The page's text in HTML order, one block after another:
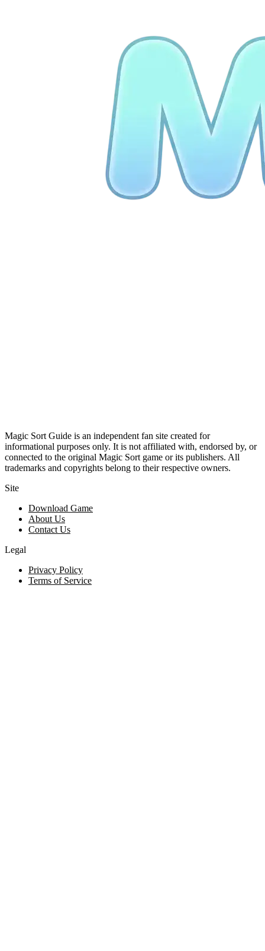
Magic Sort Guide is an independent fan site created for
informational purposes only. It is not affiliated with, endorsed by, or
connected to the original Magic Sort game or its publishers. All
trademarks and copyrights belong to their respective owners.
Site
Download Game
About Us
Contact Us
Legal
Privacy Policy
Terms of Service